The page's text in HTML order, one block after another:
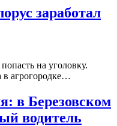
заработал
на уголовку.
в агрогородке…
в Березовском
водитель